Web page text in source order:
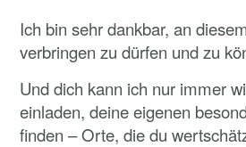
Ich bin sehr dankbar, an
verbringen zu dürfen und zu
Und dich kann ich nur immer
einladen, deine eigenen
finden – Orte, die du